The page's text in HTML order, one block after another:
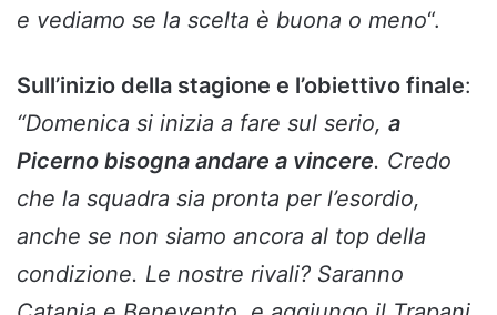
e vediamo se la scelta è buona o meno“.
Sull’inizio della stagione e l’obiettivo finale:
“Domenica si inizia a fare sul serio, a
Picerno bisogna andare a vincere. Credo
che la squadra sia pronta per l’esordio,
anche se non siamo ancora al top della
condizione. Le nostre rivali? Saranno